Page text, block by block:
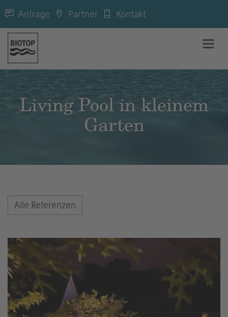
Anfrage Partner Kontakt
Living Pool in kleinem
Garten
Alle Referenzen